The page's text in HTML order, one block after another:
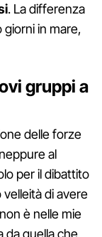
. La differenza
in mare,
gruppi a
delle forze
al
per il dibattito
di avere
è nelle mie
da quella che